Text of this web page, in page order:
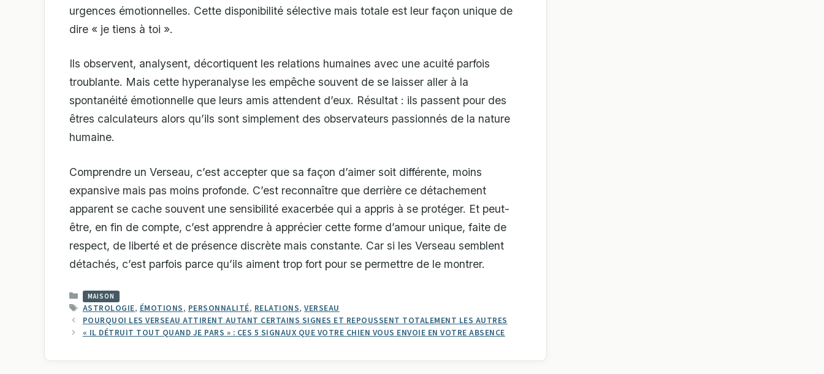
urgences émotionnelles. Cette disponibilité sélective mais totale est leur façon unique de
dire « je tiens à toi ».
Ils observent, analysent, décortiquent les relations humaines avec une acuité parfois
troublante. Mais cette hyperanalyse les empêche souvent de se laisser aller à la
spontanéité émotionnelle que leurs amis attendent d’eux. Résultat : ils passent pour des
êtres calculateurs alors qu’ils sont simplement des observateurs passionnés de la nature
humaine.
Comprendre un Verseau, c’est accepter que sa façon d’aimer soit différente, moins
expansive mais pas moins profonde. C’est reconnaître que derrière ce détachement
apparent se cache souvent une sensibilité exacerbée qui a appris à se protéger. Et peut-
être, en fin de compte, c’est apprendre à apprécier cette forme d’amour unique, faite de
respect, de liberté et de présence discrète mais constante. Car si les Verseau semblent
détachés, c’est parfois parce qu’ils aiment trop fort pour se permettre de le montrer.
CATÉGORIES
MAISON
ÉTIQUETTES
ASTROLOGIE, ÉMOTIONS, PERSONNALITÉ, RELATIONS,VERSEAU
POURQUOI LES VERSEAU ATTIRENT AUTANT CERTAINS SIGNES ET REPOUSSENT TOTALEMENT LES AUTRES
« IL DÉTRUIT TOUT QUAND JE PARS » : CES 5 SIGNAUX QUE VOTRE CHIEN VOUS ENVOIE EN VOTRE ABSENCE